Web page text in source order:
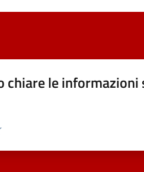
chiare le informazioni